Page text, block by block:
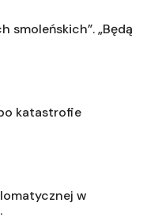
smoleńskich”. „Będą
katastrofie
w